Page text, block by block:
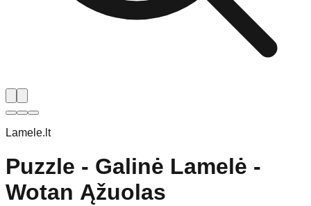
Lamele.lt
Puzzle - Galinė Lamelė -
Wotan Ąžuolas